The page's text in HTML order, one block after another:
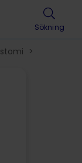
Sökning
>